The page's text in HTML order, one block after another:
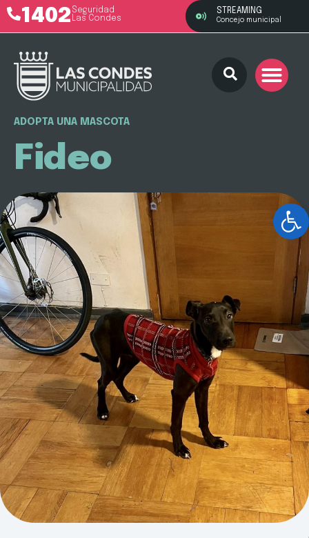
1402 Seguridad
Las Condes
STREAMING
Concejo municipal
ADOPTA UNA MASCOTA
Fideo